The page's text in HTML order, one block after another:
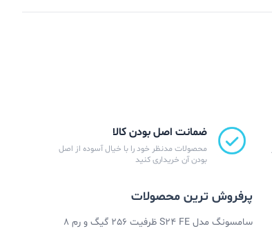
ضمانت اصل بودن کالا
محصولات مدنظر خود را با خیال آسوده از اصل
بودن آن خریداری کنید
پرفروش ترین محصولات
سامسونگ مدل S24 FE ظرفیت 256 گیگ و رم 8